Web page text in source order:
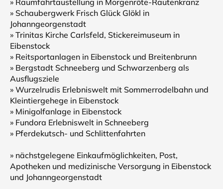
» Raumfahrtaustellung in Morgenröte-Rautenkranz
» Schaubergwerk Frisch Glück Glökl in
Johanngeorgenstadt
» Trinitas Kirche Carlsfeld, Stickereimuseum in
Eibenstock
» Reitsportanlagen in Eibenstock und Breitenbrunn
» Bergstadt Schneeberg und Schwarzenberg als
Ausflugsziele
» Wurzelrudis Erlebniswelt mit Sommerrodelbahn und
Kleintiergehege in Eibenstock
» Minigolfanlage in Eibenstock
» Fundora Erlebniswelt in Schneeberg
» Pferdekutsch- und Schlittenfahrten
» nächstgelegene Einkaufmöglichkeiten, Post,
Apotheken und medizinische Versorgung in Eibenstock
und Johanngeorgenstadt